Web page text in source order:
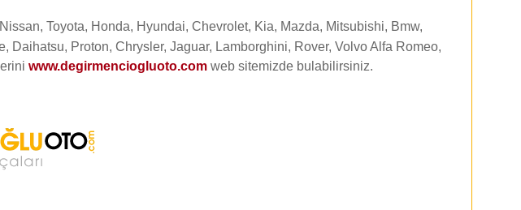
Toyota, Honda, Hyundai, Chevrolet, Kia, Mazda, Mitsubishi, Bmw,
Daihatsu, Proton, Chrysler, Jaguar, Lamborghini, Rover, Volvo Alfa Romeo,
www.degirmenciogluoto.com web sitemizde bulabilirsiniz.